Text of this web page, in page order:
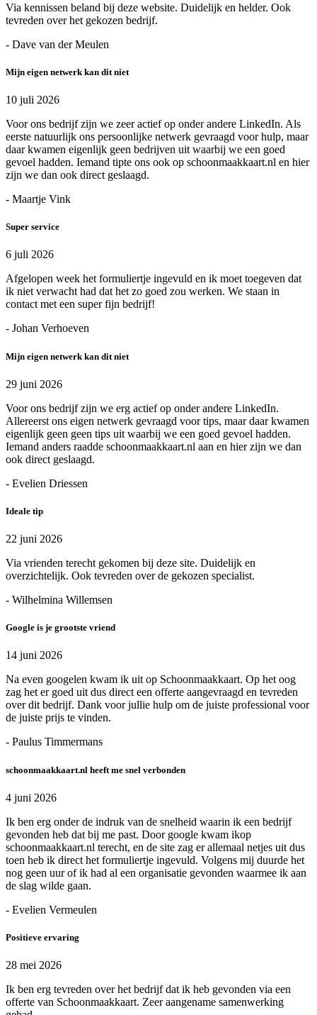
Via kennissen beland bij deze website. Duidelijk en helder. Ook
tevreden over het gekozen bedrijf.
- Dave van der Meulen
Mijn eigen netwerk kan dit niet
10 juli 2026
Voor ons bedrijf zijn we zeer actief op onder andere LinkedIn. Als
eerste natuurlijk ons persoonlijke netwerk gevraagd voor hulp, maar
daar kwamen eigenlijk geen bedrijven uit waarbij we een goed
gevoel hadden. Iemand tipte ons ook op schoonmaakkaart.nl en hier
zijn we dan ook direct geslaagd.
- Maartje Vink
Super service
6 juli 2026
Afgelopen week het formuliertje ingevuld en ik moet toegeven dat
ik niet verwacht had dat het zo goed zou werken. We staan in
contact met een super fijn bedrijf!
- Johan Verhoeven
Mijn eigen netwerk kan dit niet
29 juni 2026
Voor ons bedrijf zijn we erg actief op onder andere LinkedIn.
Allereerst ons eigen netwerk gevraagd voor tips, maar daar kwamen
eigenlijk geen geen tips uit waarbij we een goed gevoel hadden.
Iemand anders raadde schoonmaakkaart.nl aan en hier zijn we dan
ook direct geslaagd.
- Evelien Driessen
Ideale tip
22 juni 2026
Via vrienden terecht gekomen bij deze site. Duidelijk en
overzichtelijk. Ook tevreden over de gekozen specialist.
- Wilhelmina Willemsen
Google is je grootste vriend
14 juni 2026
Na even googelen kwam ik uit op Schoonmaakkaart. Op het oog
zag het er goed uit dus direct een offerte aangevraagd en tevreden
over dit bedrijf. Dank voor jullie hulp om de juiste professional voor
de juiste prijs te vinden.
- Paulus Timmermans
schoonmaakkaart.nl heeft me snel verbonden
4 juni 2026
Ik ben erg onder de indruk van de snelheid waarin ik een bedrijf
gevonden heb dat bij me past. Door google kwam ikop
schoonmaakkaart.nl terecht, en de site zag er allemaal netjes uit dus
toen heb ik direct het formuliertje ingevuld. Volgens mij duurde het
nog geen uur of ik had al een organisatie gevonden waarmee ik aan
de slag wilde gaan.
- Evelien Vermeulen
Positieve ervaring
28 mei 2026
Ik ben erg tevreden over het bedrijf dat ik heb gevonden via een
offerte van Schoonmaakkaart. Zeer aangename samenwerking